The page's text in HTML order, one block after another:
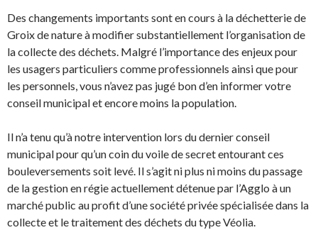
Des changements importants sont en cours à la déchetterie de
Groix de nature à modifier substantiellement l’organisation de
la collecte des déchets. Malgré l’importance des enjeux pour
les usagers particuliers comme professionnels ainsi que pour
les personnels, vous n’avez pas jugé bon d’en informer votre
conseil municipal et encore moins la population.
Il n’a tenu qu’à notre intervention lors du dernier conseil
municipal pour qu’un coin du voile de secret entourant ces
bouleversements soit levé. Il s’agit ni plus ni moins du passage
de la gestion en régie actuellement détenue par l’Agglo à un
marché public au profit d’une société privée spécialisée dans la
collecte et le traitement des déchets du type Véolia.